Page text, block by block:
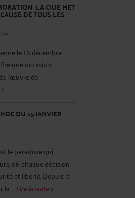
: LA CJUE MET
DE TOUS LES
le 18 décembre
une occasion
l’œuvre de
DU 15 JANVIER
le paradoxe qui
où chaque décision
et liberté. Depuis la
...Lire la suite >